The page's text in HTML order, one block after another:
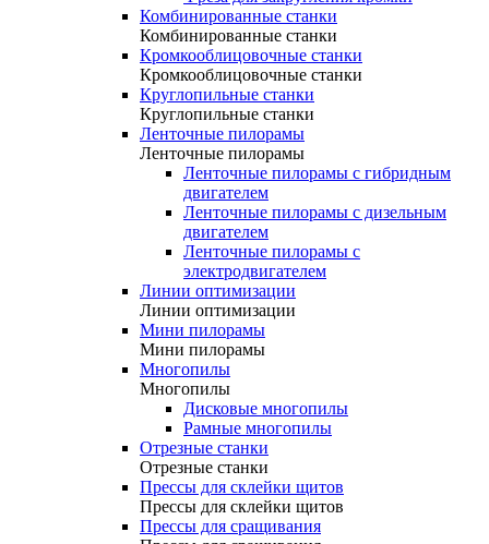
Комбинированные станки
Комбинированные станки
Кромкооблицовочные станки
Кромкооблицовочные станки
Круглопильные станки
Круглопильные станки
Ленточные пилорамы
Ленточные пилорамы
Ленточные пилорамы с гибридным
двигателем
Ленточные пилорамы с дизельным
двигателем
Ленточные пилорамы с
электродвигателем
Линии оптимизации
Линии оптимизации
Мини пилорамы
Мини пилорамы
Многопилы
Многопилы
Дисковые многопилы
Рамные многопилы
Отрезные станки
Отрезные станки
Прессы для склейки щитов
Прессы для склейки щитов
Прессы для сращивания